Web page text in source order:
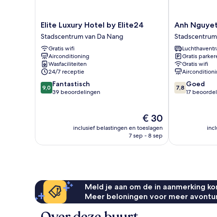
Elite
Luxury
Hotel
by
Elite24
Stadscentrum
van
Da
Nang
Elite Luxury Hotel by Elite24
Stadscentrum van Da Nang
Gratis wifi
Airconditioning
Wasfaciliteiten
24/7 receptie
9.0
van
beoordelingen
9,0 Fantastisch
39 beoordelingen
De
prijs
is
€ 30
inclusief belastingen en toeslagen
7 sep - 8 sep
Anh
Nguyet
Hotel
Da
Nang
Stadscentrum
van
Da
Nang
Anh
Gratis
Gratis wifi
7.8
van
7,8 Goed
17
Meld je aan om de in aanmerking
Meer beloningen voor meer